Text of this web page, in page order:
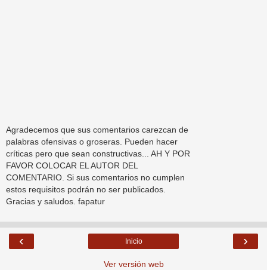
Agradecemos que sus comentarios carezcan de
palabras ofensivas o groseras. Pueden hacer
críticas pero que sean constructivas... AH Y POR
FAVOR COLOCAR EL AUTOR DEL
COMENTARIO. Si sus comentarios no cumplen
estos requisitos podrán no ser publicados.
Gracias y saludos. fapatur
‹ ›
Inicio
Ver versión web